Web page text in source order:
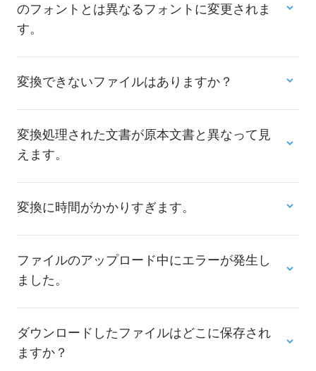
のフォントとは異なるフォントに変更されま
す。
変換できないファイルはありますか？
変換処理された文書が原本文書と異なって見
えます。
変換に時間がかかりすぎます。
ファイルのアップロード中にエラーが発生し
ました。
ダウンロードしたファイルはどこに保存され
ますか？